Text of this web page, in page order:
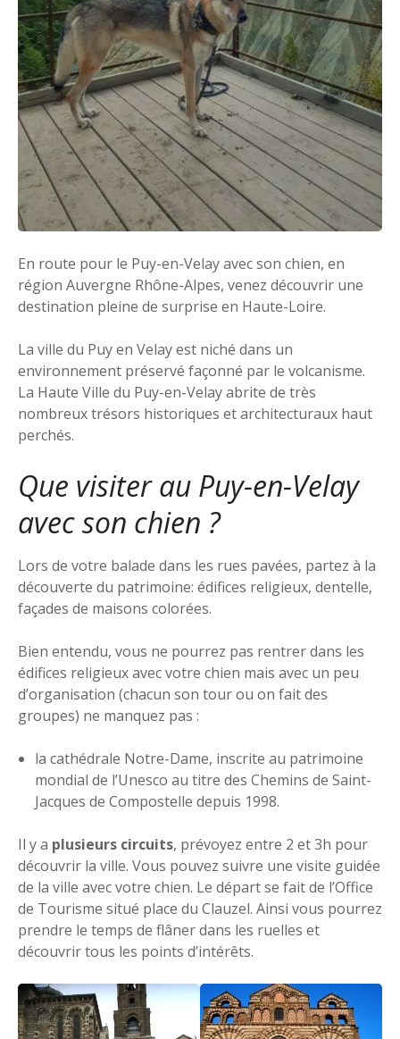
En route pour le Puy-en-Velay avec son chien, en
région Auvergne Rhône-Alpes, venez découvrir une
destination pleine de surprise en Haute-Loire.
La ville du Puy en Velay est niché dans un
environnement préservé façonné par le volcanisme.
La Haute Ville du Puy-en-Velay abrite de très
nombreux trésors historiques et architecturaux haut
perchés.
Que visiter au Puy-en-Velay
avec son chien ?
Lors de votre balade dans les rues pavées, partez à la
découverte du patrimoine: édifices religieux, dentelle,
façades de maisons colorées.
Bien entendu, vous ne pourrez pas rentrer dans les
édifices religieux avec votre chien mais avec un peu
d’organisation (chacun son tour ou on fait des
groupes) ne manquez pas :
la cathédrale Notre-Dame, inscrite au patrimoine
mondial de l’Unesco au titre des Chemins de Saint-
Jacques de Compostelle depuis 1998.
Il y a plusieurs circuits, prévoyez entre 2 et 3h pour
découvrir la ville. Vous pouvez suivre une visite guidée
de la ville avec votre chien. Le départ se fait de l’Office
de Tourisme situé place du Clauzel. Ainsi vous pourrez
prendre le temps de flâner dans les ruelles et
découvrir tous les points d’intérêts.